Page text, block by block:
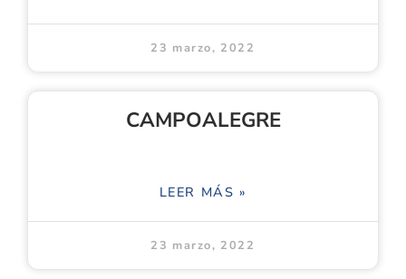
23 marzo, 2022
CAMPOALEGRE
LEER MÁS »
23 marzo, 2022